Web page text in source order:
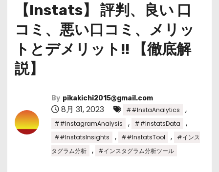
【Instats】 評判、良い 口
コミ、悪い口コミ、メリッ
トとデメリット!! 【徹底解
説】
By pikakichi2015@gmail.com
8月 31, 2023 ##InstaAnalytics ,
##InstagramAnalysis , ##InstatsData ,
##InstatsInsights , ##InstatsTool ,
#インス
タグラム分析
, #インスタグラム分析ツール